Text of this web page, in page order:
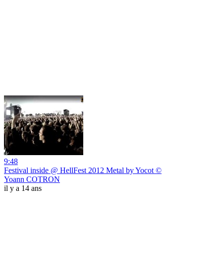
9:48
Festival inside @ HellFest 2012 Metal by Yocot ©
Yoann COTRON
il y a 14 ans